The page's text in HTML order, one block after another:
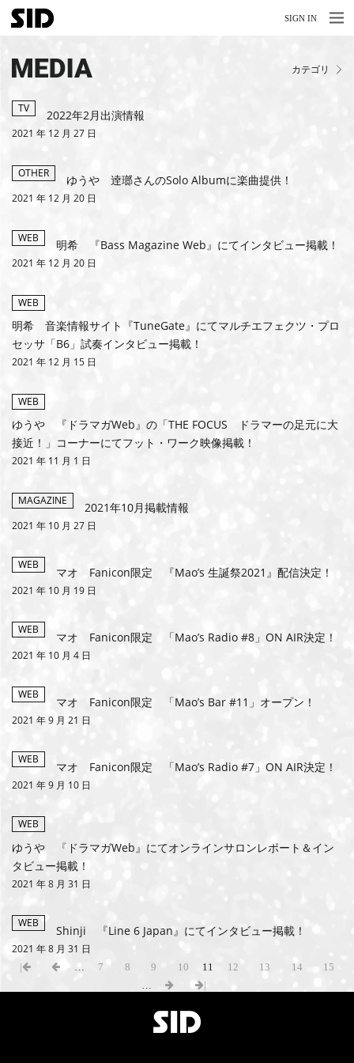
SIGN IN
STORE
PROFILE
日本語
MEDIA カテゴリ
TV 2022年2月出演情報
2021 年 12 月 27 日
OTHER ゆうや 逹瑯さんのSolo Albumに楽曲提供！
2021 年 12 月 20 日
WEB 明希 『Bass Magazine Web』にてインタビュー掲載！
2021 年 12 月 20 日
WEB
明希 音楽情報サイト『TuneGate』にてマルチエフェクツ・プロ
セッサ「B6」試奏インタビュー掲載！
2021 年 12 月 15 日
WEB
ゆうや 『ドラマガWeb』の「THE FOCUS ドラマーの足元に大
接近！」コーナーにてフット・ワーク映像掲載！
2021 年 11 月 1 日
MAGAZINE 2021年10月掲載情報
2021 年 10 月 27 日
WEB マオ Fanicon限定 『Mao’s 生誕祭2021』配信決定！
2021 年 10 月 19 日
WEB マオ Fanicon限定 「Mao’s Radio #8」ON AIR決定！
2021 年 10 月 4 日
WEB マオ Fanicon限定 「Mao’s Bar #11」オープン！
2021 年 9 月 21 日
WEB マオ Fanicon限定 「Mao’s Radio #7」ON AIR決定！
2021 年 9 月 10 日
WEB
ゆうや 『ドラマガWeb』にてオンラインサロンレポート＆イン
タビュー掲載！
2021 年 8 月 31 日
WEB Shinji 『Line 6 Japan』にてインタビュー掲載！
2021 年 8 月 31 日
| 7 8 9 10 11 12 13 14
15
…
|